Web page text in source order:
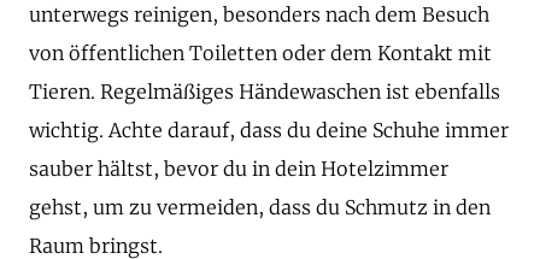
unterwegs reinigen, besonders nach dem Besuch
von öffentlichen Toiletten oder dem Kontakt mit
Tieren. Regelmäßiges Händewaschen ist ebenfalls
wichtig. Achte darauf, dass du deine Schuhe immer
sauber hältst, bevor du in dein Hotelzimmer
gehst, um zu vermeiden, dass du Schmutz in den
Raum bringst.